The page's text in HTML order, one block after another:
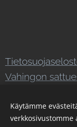
Vahingon
Seuraa meitä
Instagram
Käytämme